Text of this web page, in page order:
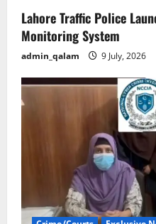
Lahore Traffic Police
Monitoring System
admin_qalam 9 July, 2026